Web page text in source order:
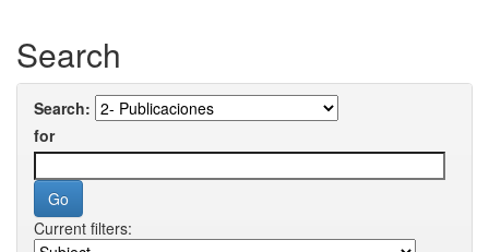
Search
Search:
for
Current filters: